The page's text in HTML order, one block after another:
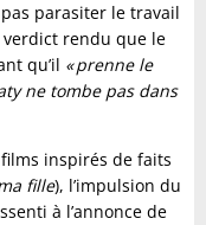
parasiter le travail
verdict rendu que le
qu’il « prenne le
ne tombe pas dans
inspirés de faits
fille), l’impulsion du
à l’annonce de